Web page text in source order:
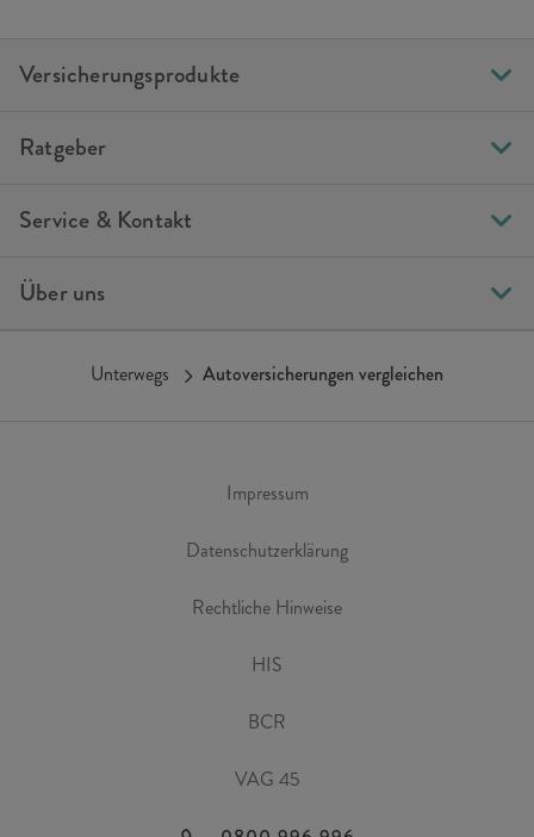
Versicherungsprodukte
Ratgeber
Service & Kontakt
Über uns
Impressum
Datenschutzerklärung
Rechtliche Hinweise
HIS
BCR
VAG 45
Unterwegs Autoversicherungen vergleichen